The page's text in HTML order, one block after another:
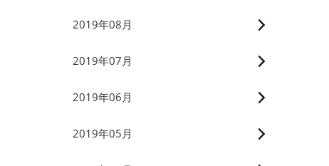
2019年08月
2019年07月
2019年06月
2019年05月